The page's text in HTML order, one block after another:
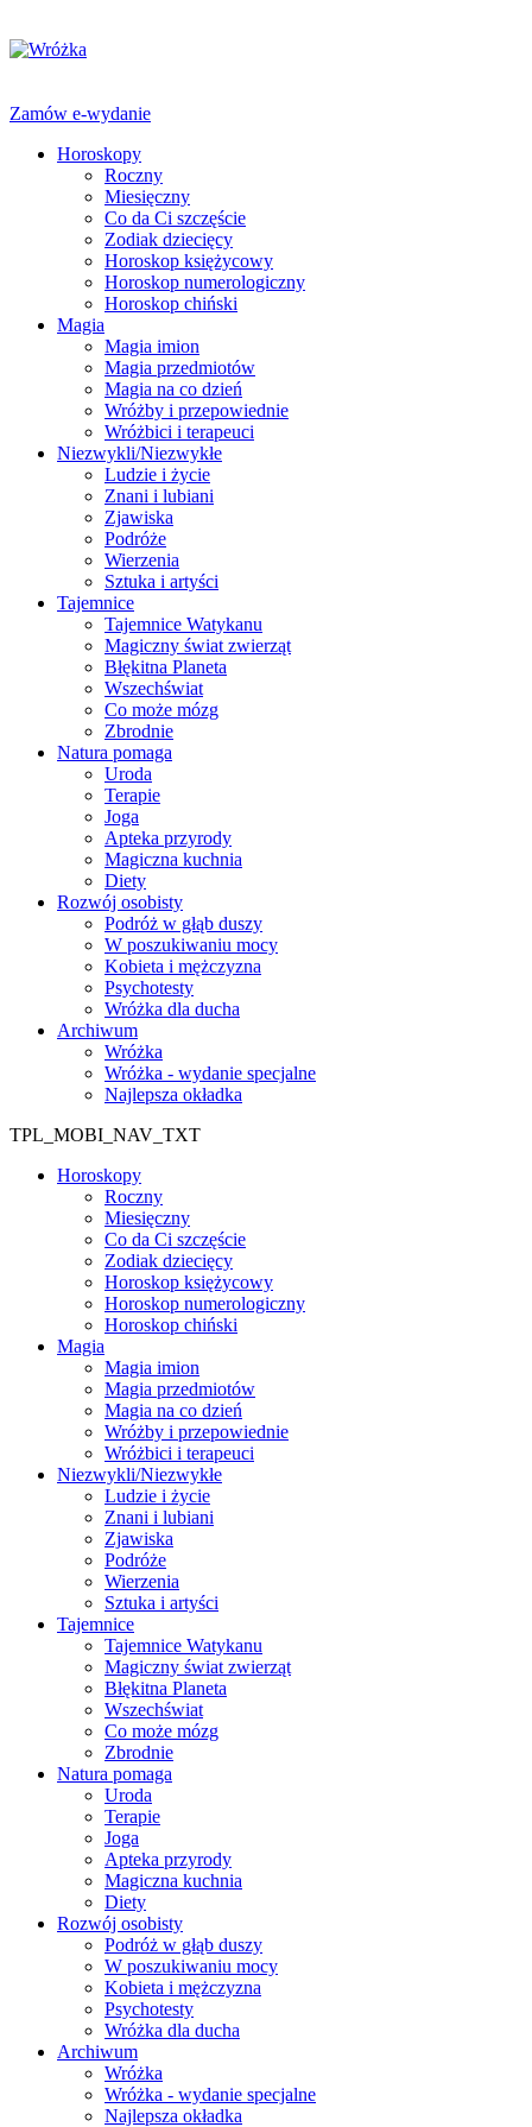
Zamów e-wydanie
Horoskopy
Roczny
Miesięczny
Co da Ci szczęście
Zodiak dziecięcy
Horoskop księżycowy
Horoskop numerologiczny
Horoskop chiński
Magia
Magia imion
Magia przedmiotów
Magia na co dzień
Wróżby i przepowiednie
Wróżbici i terapeuci
Niezwykli/Niezwykłe
Ludzie i życie
Znani i lubiani
Zjawiska
Podróże
Wierzenia
Sztuka i artyści
Tajemnice
Tajemnice Watykanu
Magiczny świat zwierząt
Błękitna Planeta
Wszechświat
Co może mózg
Zbrodnie
Natura pomaga
Uroda
Terapie
Joga
Apteka przyrody
Magiczna kuchnia
Diety
Rozwój osobisty
Podróż w głąb duszy
W poszukiwaniu mocy
Kobieta i mężczyzna
Psychotesty
Wróżka dla ducha
Archiwum
Wróżka
Wróżka - wydanie specjalne
Najlepsza okładka
TPL_MOBI_NAV_TXT
Horoskopy
Roczny
Miesięczny
Co da Ci szczęście
Zodiak dziecięcy
Horoskop księżycowy
Horoskop numerologiczny
Horoskop chiński
Magia
Magia imion
Magia przedmiotów
Magia na co dzień
Wróżby i przepowiednie
Wróżbici i terapeuci
Niezwykli/Niezwykłe
Ludzie i życie
Znani i lubiani
Zjawiska
Podróże
Wierzenia
Sztuka i artyści
Tajemnice
Tajemnice Watykanu
Magiczny świat zwierząt
Błękitna Planeta
Wszechświat
Co może mózg
Zbrodnie
Natura pomaga
Uroda
Terapie
Joga
Apteka przyrody
Magiczna kuchnia
Diety
Rozwój osobisty
Podróż w głąb duszy
W poszukiwaniu mocy
Kobieta i mężczyzna
Psychotesty
Wróżka dla ducha
Archiwum
Wróżka
Wróżka - wydanie specjalne
Najlepsza okładka